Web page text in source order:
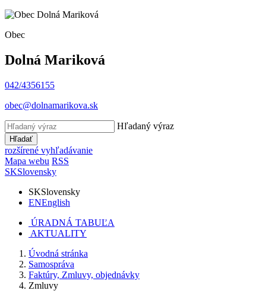
Obec
Dolná Mariková
042/4356155
obec@dolnamarikova.sk
Hľadaný výraz
Hľadať
rozšírené vyhľadávanie
Mapa webu RSS
SKSlovensky
SKSlovensky
ENEnglish
ÚRADNÁ TABUĽA
AKTUALITY
Úvodná stránka
Samospráva
Faktúry, Zmluvy, objednávky
Zmluvy